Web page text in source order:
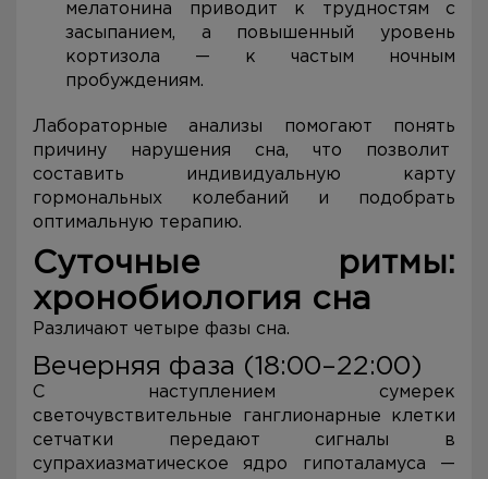
мелатонина приводит к трудностям с
засыпанием, а повышенный уровень
кортизола — к частым ночным
пробуждениям.
Лабораторные анализы помогают понять
причину нарушения сна, что позволит
составить индивидуальную карту
гормональных колебаний и подобрать
оптимальную терапию.
Суточные ритмы:
хронобиология сна
Различают четыре фазы сна.
Вечерняя фаза (18:00–22:00)
С наступлением сумерек
светочувствительные ганглионарные клетки
сетчатки передают сигналы в
супрахиазматическое ядро гипоталамуса —